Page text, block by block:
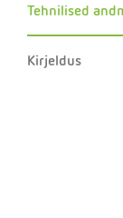
Tehnilised
Kirjeldus